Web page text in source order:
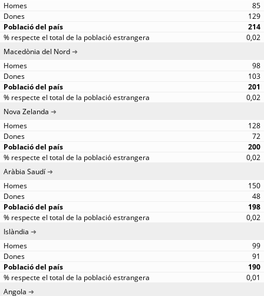
85
129
214
0,02
Macedònia del Nord
98
103
201
0,02
Nova Zelanda
128
72
200
0,02
Aràbia Saudí
150
48
198
0,02
Islàndia
99
91
190
0,01
Angola